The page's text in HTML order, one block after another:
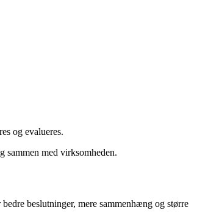
og evalueres.
sammen med virksomheden.
beslutninger, mere sammenhæng og større